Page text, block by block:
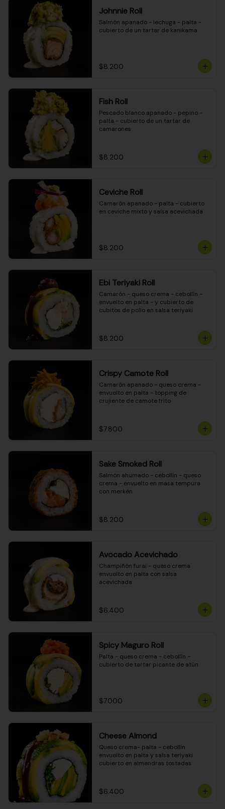
Johnnie Roll
Salmón apanado - lechuga - palta -
cubierto de un tartar de kanikama
$8.200
Fish Roll
Pescado blanco apanado - pepino -
palta - cubierto de un tartar de
camarones
$8.200
Ceviche Roll
Camarón apanado - palta - cubierto
en ceviche mixto y salsa acevichada
$8.200
Ebi Teriyaki Roll
Camarón - queso crema - cebollín -
envuelto en palta - y cubierto de
cubitos de pollo en salsa teriyaki
$8.200
Crispy Camote Roll
Camarón apanado - queso crema -
envuelto en palta - topping de
crujiente de camote frito
$7.800
Sake Smoked Roll
Salmón ahumado - cebollín - queso
crema - envuelto en masa tempura
con merkén
$8.200
Avocado Acevichado
Champiñón furai - queso crema
envuelto en palta con salsa
acevichada
$6.400
Spicy Maguro Roll
Palta - queso crema - cebollín -
cubierto de tartar picante de atún
$7.000
Cheese Almond
Queso crema- palta - cebollín
envuelto en palta y salsa teriyaki
cubierto en almendras tostadas
$6.400